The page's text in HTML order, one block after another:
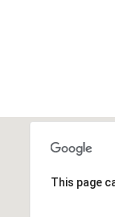
This page